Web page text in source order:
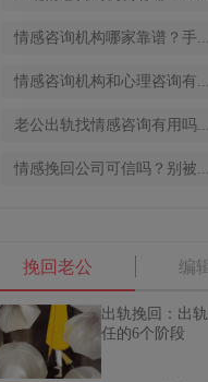
情感咨询机构哪家靠谱？手...
情感咨询机构和心理咨询有...
老公出轨找情感咨询有用吗...
情感挽回公司可信吗？别被...
挽回老公 编
出轨挽回：出
任的6个阶段